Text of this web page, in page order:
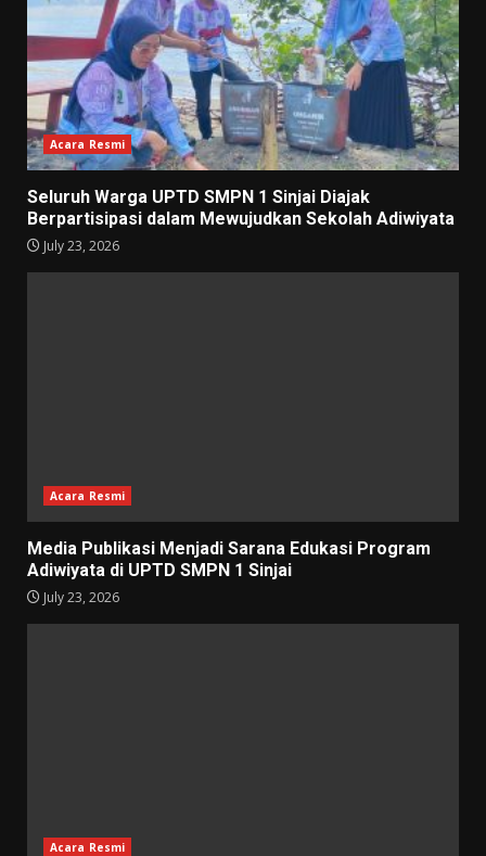
Acara Resmi
Seluruh Warga UPTD SMPN 1 Sinjai Diajak
Berpartisipasi dalam Mewujudkan Sekolah Adiwiyata
July 23, 2026
Acara Resmi
Media Publikasi Menjadi Sarana Edukasi Program
Adiwiyata di UPTD SMPN 1 Sinjai
July 23, 2026
Acara Resmi